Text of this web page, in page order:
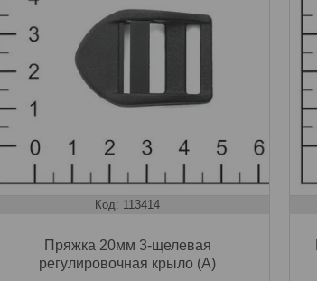
113414
Пряжка 20мм 3-щелевая
регулировочная крыло (A)